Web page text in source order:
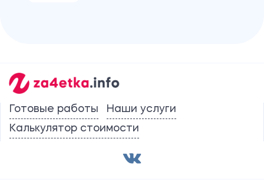
Готовые работы
Наши услуги
Калькулятор стоимости